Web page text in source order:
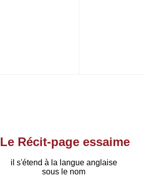
Le Récit-page essaime
il s'étend à la langue anglaise
sous le nom